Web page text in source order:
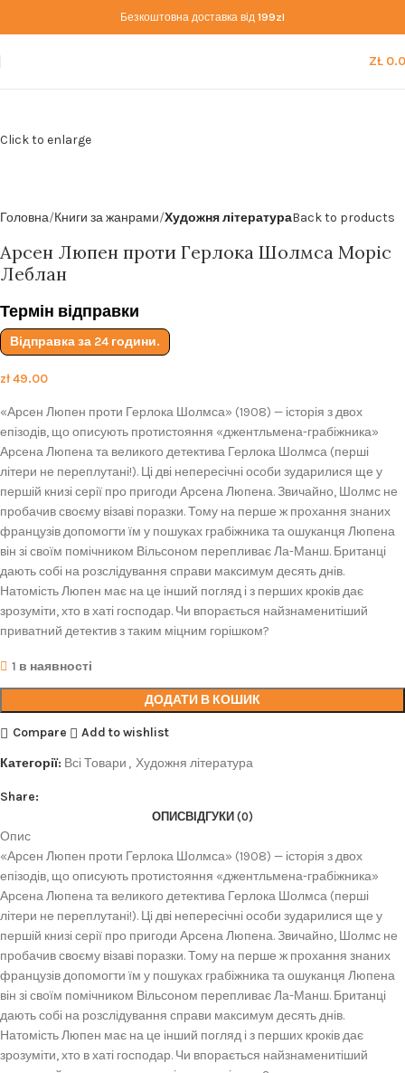
Безкоштовна доставка від 199zl
ZŁ
Click to enlarge
Головна Книги за жанрами Художня літератураBack to products
Арсен Люпен проти Герлока Шолмса Моріс
Леблан
Термін відправки
Відправка за 24 години.
zł49.00
«Арсен Люпен проти Герлока Шолмса» (1908) — історія з двох
епізодів, що описують протистояння «джентльмена-грабіжника»
Арсена Люпена та великого детектива Герлока Шолмса (перші
літери не переплутані!). Ці дві непересічні особи зударилися ще у
першій книзі серії про пригоди Арсена Люпена. Звичайно, Шолмс не
пробачив своєму візаві поразки. Тому на перше ж прохання знаних
французів допомогти їм у пошуках грабіжника та ошуканця Люпена
він зі своїм помічником Вільсоном перепливає Ла-Манш. Британці
дають собі на розслідування справи максимум десять днів.
Натомість Люпен має на це інший погляд і з перших кроків дає
зрозуміти, хто в хаті господар. Чи впорається найзнаменитіший
приватний детектив з таким міцним горішком?
1 в наявності
ДОДАТИ В КОШИК
Compare
Add to wishlist
Категорії: Всі Товари , Художня література
Share:
ОПИСВІДГУКИ (0)
Опис
«Арсен Люпен проти Герлока Шолмса» (1908) — історія з двох
епізодів, що описують протистояння «джентльмена-грабіжника»
Арсена Люпена та великого детектива Герлока Шолмса (перші
літери не переплутані!). Ці дві непересічні особи зударилися ще у
першій книзі серії про пригоди Арсена Люпена. Звичайно, Шолмс не
пробачив своєму візаві поразки. Тому на перше ж прохання знаних
французів допомогти їм у пошуках грабіжника та ошуканця Люпена
він зі своїм помічником Вільсоном перепливає Ла-Манш. Британці
дають собі на розслідування справи максимум десять днів.
Натомість Люпен має на це інший погляд і з перших кроків дає
зрозуміти, хто в хаті господар. Чи впорається найзнаменитіший